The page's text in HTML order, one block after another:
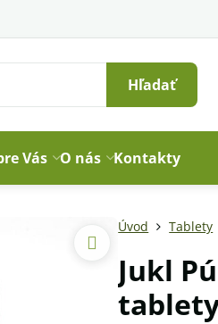
Hľadať
Vás O nás Kontakty
Úvod Tablety
Jukl